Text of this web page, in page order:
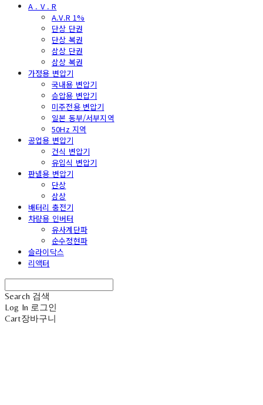
A . V . R
A.V.R 1%
단상 단권
단상 복권
삼상 단권
삼상 복권
가정용 변압기
국내용 변압기
승압용 변압기
미주전용 변압기
일본 동부/서부지역
50Hz 지역
공업용 변압기
건식 변압기
유입식 변압기
판넬용 변압기
단상
삼상
배터리 충전기
차량용 인버터
유사계단파
순수정현파
슬라이닥스
리액터
Search 검색
Log In 로그인
Cart장바구니